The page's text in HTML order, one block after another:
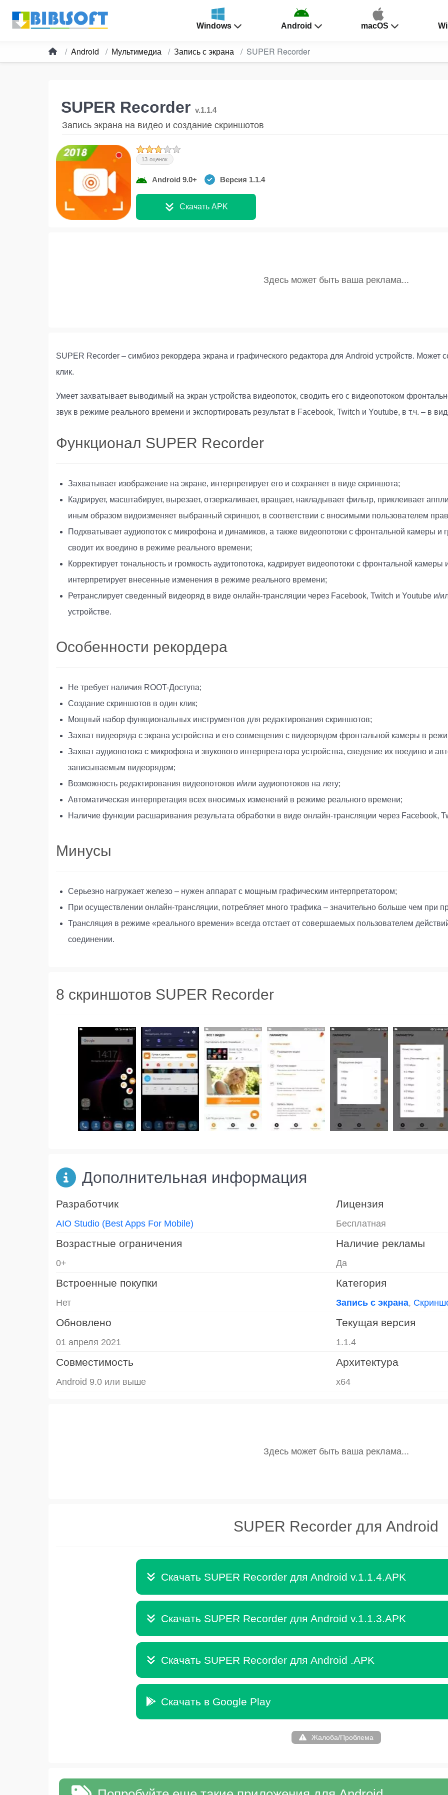
Windows Android macOS
Android Мультимедиа Запись с экрана SUPER Recorder
SUPER Recorder v.1.1.4
Запись экрана на видео и создание скриншотов
13 оценок
Android 9.0+ Версия 1.1.4
Скачать APK
SUPER Recorder – симбиоз рекордера экрана и графического редактора для Android устройств. Может
клик.
Умеет захватывает выводимый на экран устройства видеопоток, сводить его с видеопотоком
звук в режиме реального времени и экспортировать результат в Facebook, Twitch и Youtube, в т.ч. – в
Функционал SUPER Recorder
Захватывает изображение на экране, интерпретирует его и сохраняет в виде скриншота;
Кадрирует, масштабирует, вырезает, отзеркаливает, вращает, накладывает фильтр, приклеивает
иным образом видоизменяет выбранный скриншот, в соответствии с вносимыми пользователем
Подхватывает аудиопоток с микрофона и динамиков, а также видеопотоки с фронтальной камеры и
сводит их воедино в режиме реального времени;
Корректирует тональность и громкость аудитопотока, кадрирует видеопотоки с фронтальной
интерпретирует внесенные изменения в режиме реального времени;
Ретранслирует сведенный видеоряд в виде онлайн-трансляции через Facebook, Twitch и Youtube и/
устройстве.
Особенности рекордера
Не требует наличия ROOT-Доступа;
Создание скриншотов в один клик;
Мощный набор функциональных инструментов для редактирования скриншотов;
Захват видеоряда с экрана устройства и его совмещения с видеорядом фронтальной камеры в
Захват аудиопотока с микрофона и звукового интерпретатора устройства, сведение их воедино и
записываемым видеорядом;
Возможность редактирования видеопотоков и/или аудиопотоков на лету;
Автоматическая интерпретация всех вносимых изменений в режиме реального времени;
Наличие функции расшаривания результата обработки в виде онлайн-трансляции через Facebook,
Минусы
Серьезно нагружает железо – нужен аппарат с мощным графическим интерпретатором;
При осуществлении онлайн-трансляции, потребляет много трафика – значительно больше чем при
Трансляция в режиме «реального времени» всегда отстает от совершаемых пользователем
соединении.
8 скриншотов SUPER Recorder
Дополнительная информация
Разработчик
AIO Studio (Best Apps For Mobile)
Лицензия
Бесплатная
Возрастные ограничения
0+
Наличие рекламы
Да
Встроенные покупки
Нет
Категория
Запись с экрана,
Обновлено
01 апреля 2021
Текущая версия
1.1.4
Совместимость
Android 9.0 или выше
Архитектура
x64
SUPER Recorder для Android
Скачать SUPER Recorder для Android v.1.1.4.APK
Скачать SUPER Recorder для Android v.1.1.3.APK
Скачать SUPER Recorder для Android .APK
Скачать в Google Play
Жалоба/Проблема